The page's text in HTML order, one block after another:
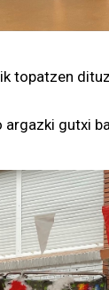
topatzen
gutxi